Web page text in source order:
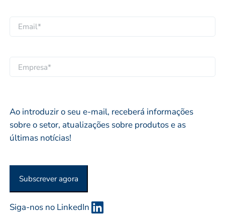
*
e
p
o
p
o
*
p
o
m
i
lM
E
S
A
U
R
G
Ao introduzir o seu e-mail, receberá informações
sobre o setor, atualizações sobre produtos e as
últimas notícias!
Subscrever agora
Siga-nos no LinkedIn